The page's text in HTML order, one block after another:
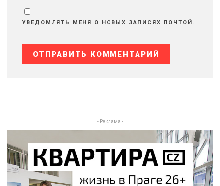
УВЕДОМЛЯТЬ МЕНЯ О НОВЫХ ЗАПИСЯХ ПОЧТОЙ.
- Реклама -